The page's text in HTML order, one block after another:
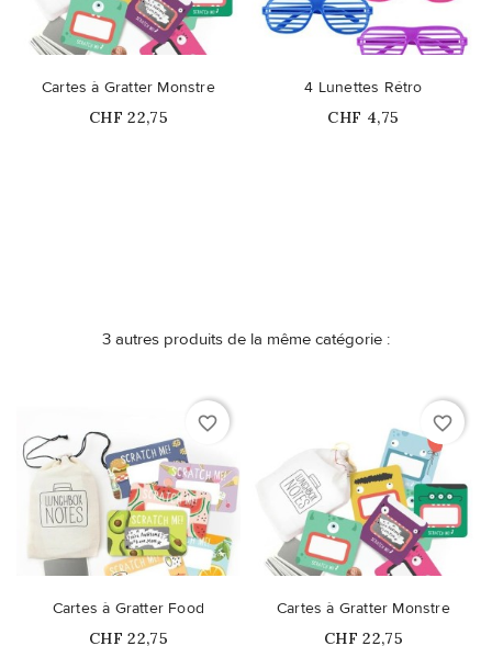
Cartes à Gratter Monstre
Prix
CHF 22,75
4 Lunettes Rétro
Prix
CHF 4,75
3 autres produits de la même catégorie :
favorite_border
Cartes à Gratter Food
Prix
CHF 22,75
favorite_border
Cartes à Gratter Monstre
Prix
CHF 22,75